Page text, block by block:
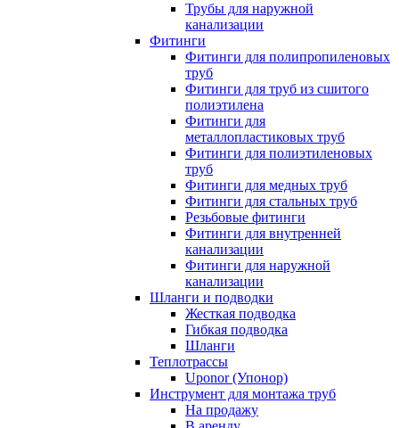
Трубы для наружной
канализации
Фитинги
Фитинги для полипропиленовых
труб
Фитинги для труб из сшитого
полиэтилена
Фитинги для
металлопластиковых труб
Фитинги для полиэтиленовых
труб
Фитинги для медных труб
Фитинги для стальных труб
Резьбовые фитинги
Фитинги для внутренней
канализации
Фитинги для наружной
канализации
Шланги и подводки
Жесткая подводка
Гибкая подводка
Шланги
Теплотрассы
Uponor (Упонор)
Инструмент для монтажа труб
На продажу